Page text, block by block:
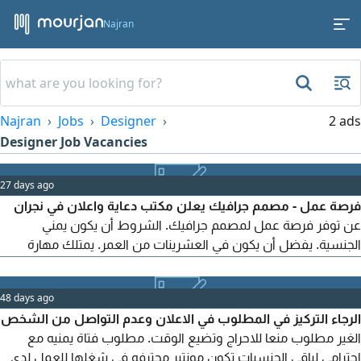
Najran
Najran Jobs
Designer
Designer Job Vacancies
2 ads
27 days ago
فرصة عمل - مصمم جرافيك يعلن مكتب دعاية واعلان في نجران
عن توفر فرصة عمل لمصمم جرافيك. الشروط أن يكون يمني
الجنسية. يفضل أن يكون في العشرينات من العمر. يمتلك مهارة
48 days ago
الرجاء التركيز في المطلوب في الاعلان وعدم التواصل من الشخص
الغير مطلوب منعا للاحراج وتضيع الوقت. مطلوب فتاة يمنيه مع
احترامي لباقي الجنسيات تكون مونتير محترفه في شغلها للعمل لدى